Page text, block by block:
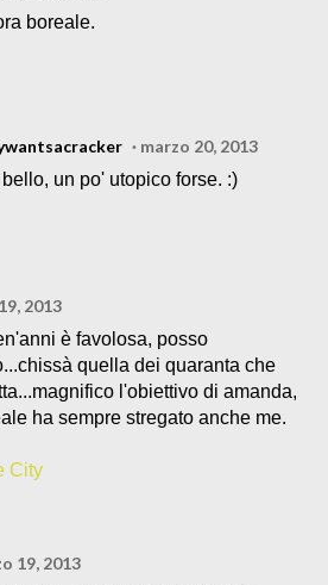
boreale.
marzo 20, 2013
un po' utopico forse. :)
2013
è favolosa, posso
quella dei quaranta che
l'obiettivo di amanda,
ha sempre stregato anche me.
City
19, 2013